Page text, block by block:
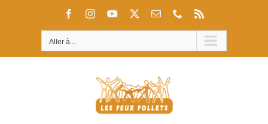
FacebookInstagramYouTube Email Téléphone
Aller à...